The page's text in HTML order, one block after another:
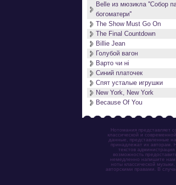
Belle из мюзикла ''Собор
богоматери''
The Show Must Go On
The Final Countdown
Billie Jean
Голубой вагон
Варто чи нi
Синий платочек
Спят усталые игрушки
New York, New York
Because Of You
Нотомания представляет
классической и
данные, представленные
принадлежат их авторам.
текстов
возможность
немедленно напишите нам
ноты классической
авторскими правами. В